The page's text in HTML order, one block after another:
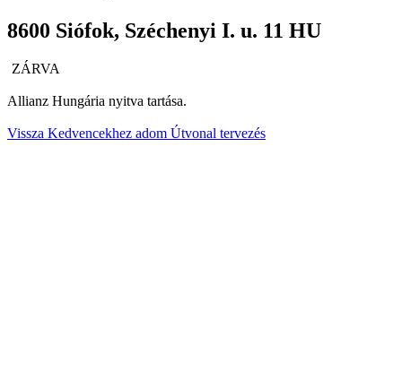
8600 Siófok, Széchenyi I. u. 11 HU
ZÁRVA
Allianz Hungária nyitva tartása.
Vissza Kedvencekhez adom Útvonal tervezés